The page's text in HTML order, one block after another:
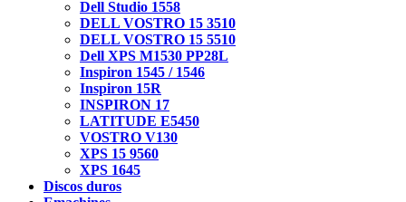
Dell Studio 1558
DELL VOSTRO 15 3510
DELL VOSTRO 15 5510
Dell XPS M1530 PP28L
Inspiron 1545 / 1546
Inspiron 15R
INSPIRON 17
LATITUDE E5450
VOSTRO V130
XPS 15 9560
XPS 1645
Discos duros